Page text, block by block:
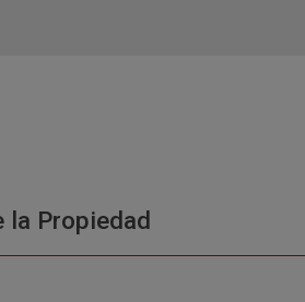
la Propiedad